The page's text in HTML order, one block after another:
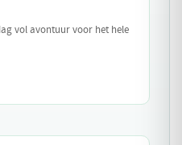
vol avontuur voor het hele